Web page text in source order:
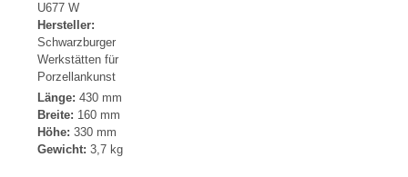
U677 W
Hersteller:
Schwarzburger
Werkstätten für
Porzellankunst
Länge: 430 mm
Breite: 160 mm
Höhe: 330 mm
Gewicht: 3,7 kg